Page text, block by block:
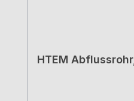
HTEM